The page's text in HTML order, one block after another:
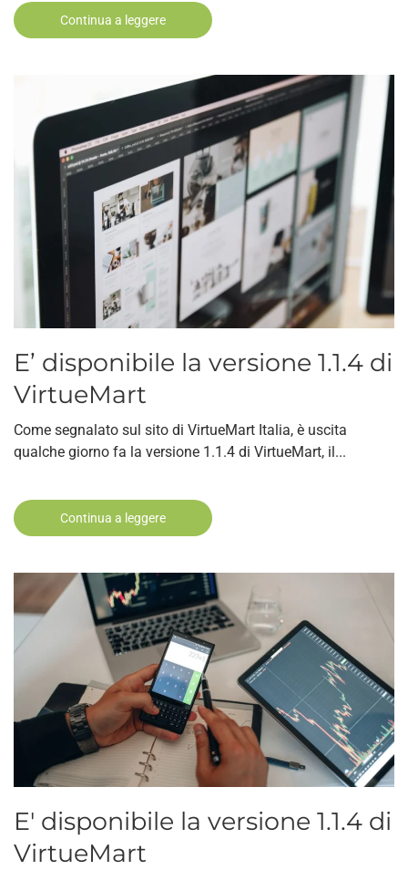
Continua a leggere
E’ disponibile la versione 1.1.4 di
VirtueMart
Come segnalato sul sito di VirtueMart Italia, è uscita
qualche giorno fa la versione 1.1.4 di VirtueMart, il...
Continua a leggere
E' disponibile la versione 1.1.4 di
VirtueMart